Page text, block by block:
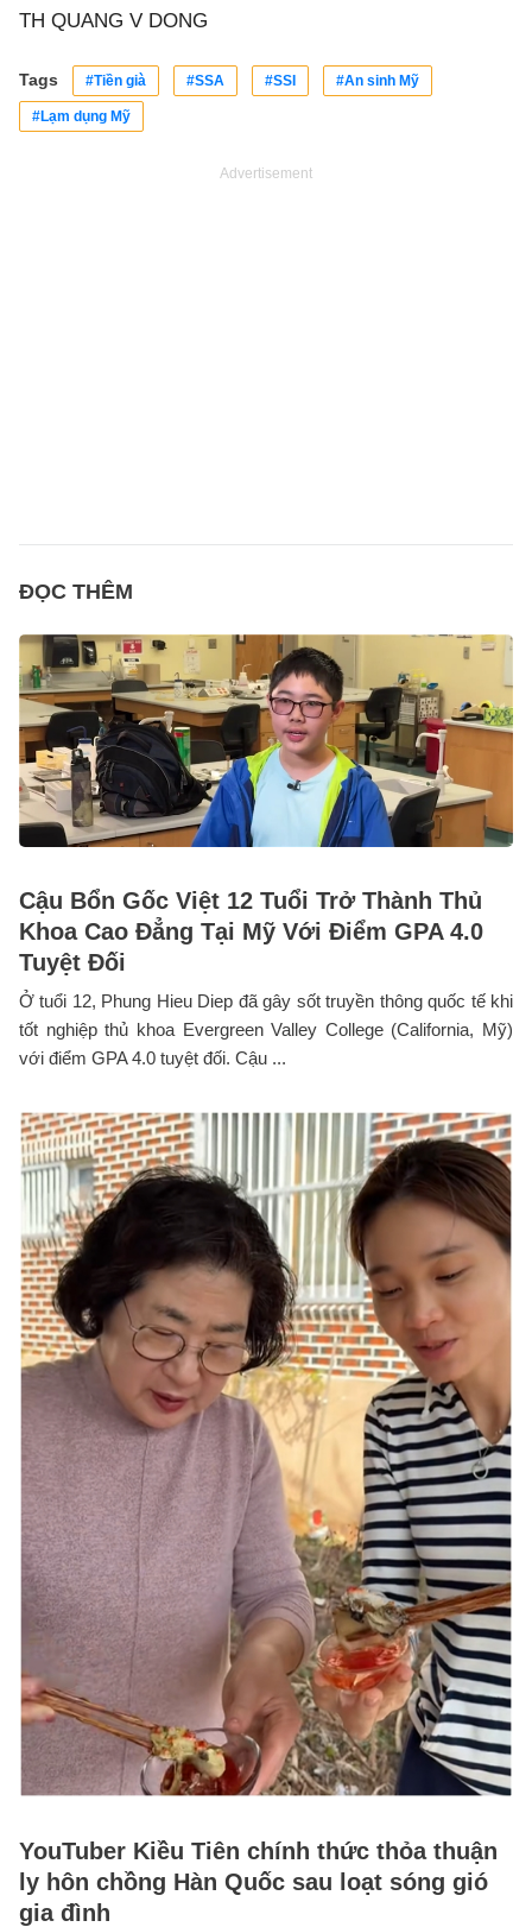
TH QUANG V DONG
Tags #Tiền già #SSA #SSI #An sinh Mỹ
#Lạm dụng Mỹ
Advertisement
ĐỌC THÊM
Cậu Bổn Gốc Việt 12 Tuổi Trở Thành Thủ
Khoa Cao Đẳng Tại Mỹ Với Điểm GPA 4.0
Tuyệt Đối
Ở tuổi 12, Phung Hieu Diep đã gây sốt truyền thông quốc tế khi
tốt nghiệp thủ khoa Evergreen Valley College (California, Mỹ)
với điểm GPA 4.0 tuyệt đối. Cậu ...
YouTuber Kiều Tiên chính thức thỏa thuận
ly hôn chồng Hàn Quốc sau loạt sóng gió
gia đình